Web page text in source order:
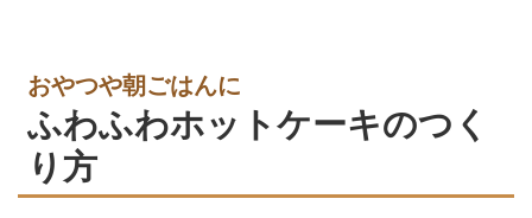
おやつや朝ごはんに
ふわふわホットケーキのつく
り方